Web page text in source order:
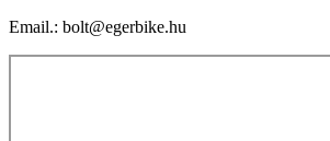
Email.: bolt@egerbike.hu